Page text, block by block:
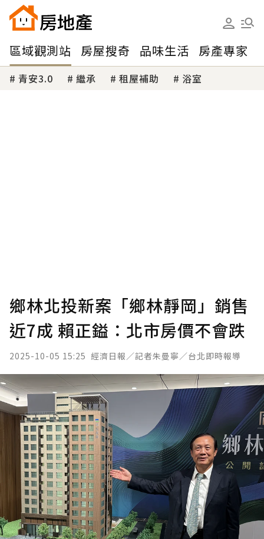
區域觀測站 房屋搜奇 品味生活 房產專家
青安3.0 繼承 租屋補助 浴室
鄉林北投新案「鄉林靜岡」銷售
近7成 賴正鎰：北市房價不會跌
2025-10-05 15:25 經濟日報／記者朱曼寧／台北即時報導